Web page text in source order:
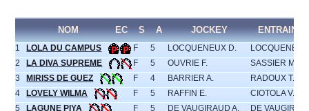
NOM EC S A JOCKEY
1 LOLA DU CAMPUS F 5 LOCQUENEUX D.
2
LA DIVA SUPREME F 5 OUVRIE F.
SASSIER M.
3
MIRISS DE GUEZ F 4 BARRIER A.
RADOUX T.
4
LOVELY WILMA F 5 RAFFIN E.
CIOTOLA V.
5
LAGUNE PIYA F 5 DE VAUGIRAUD A.
DE